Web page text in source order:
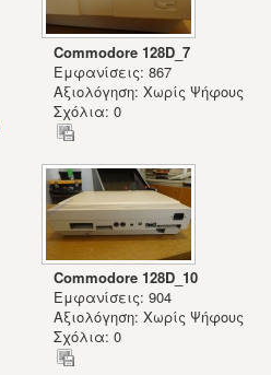
Commodore 128D_7
Εμφανίσεις: 867
Αξιολόγηση: Χωρίς Ψήφους
Σχόλια: 0
Commodore 128D_10
Εμφανίσεις: 904
Αξιολόγηση: Χωρίς Ψήφους
Σχόλια: 0